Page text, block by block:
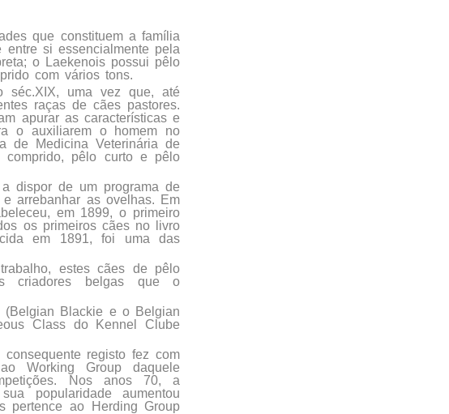
que constituem a família
entre si essencialmente pela
o Laekenois possui pêlo
com vários tons.
séc.XIX, uma vez que, até
raças de cães pastores.
apurar as características e
o auxiliarem o homem no
de Medicina Veterinária de
comprido, pêlo curto e pêlo
dispor de um programa de
arrebanhar as ovelhas. Em
em 1899, o primeiro
os primeiros cães no livro
em 1891, foi uma das
estes cães de pêlo
criadores belgas que o
(Belgian Blackie e o Belgian
Class do Kennel Clube
registo fez com
Working Group daquele
Nos anos 70, a
popularidade aumentou
pertence ao Herding Group